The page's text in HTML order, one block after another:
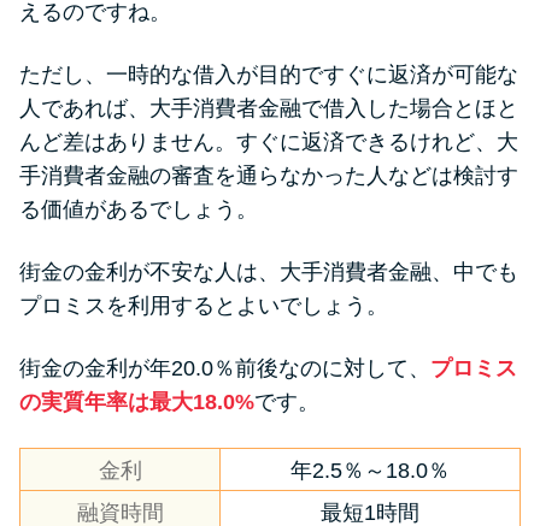
えるのですね。
ただし、一時的な借入が目的ですぐに返済が可能な
人であれば、大手消費者金融で借入した場合とほと
んど差はありません。すぐに返済できるけれど、大
手消費者金融の審査を通らなかった人などは検討す
る価値があるでしょう。
街金の金利が不安な人は、大手消費者金融、中でも
プロミスを利用するとよいでしょう。
街金の金利が年20.0％前後なのに対して、 プロミス
の実質年率は最大18.0%です。
金利
年2.5％～18.0％
融資時間
最短1時間